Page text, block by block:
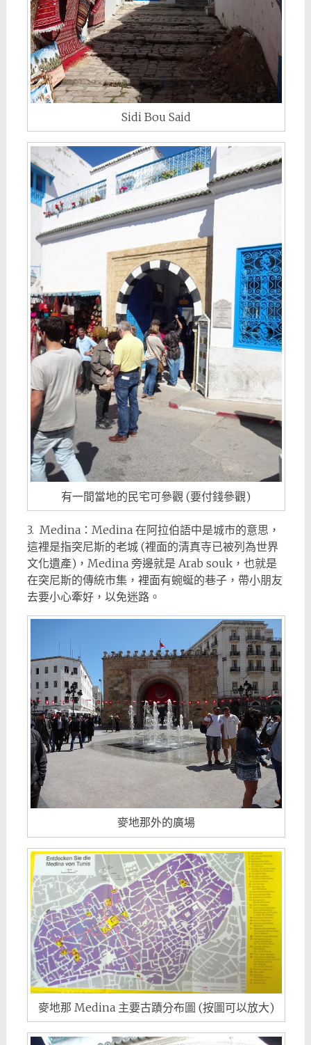
Sidi Bou Said
有一間當地的民宅可參觀 (要付錢參觀)
3. Medina：Medina 在阿拉伯語中是城市的意思，
這裡是指突尼斯的老城 (裡面的清真寺已被列為世界
文化遺產)，Medina 旁邊就是 Arab souk，也就是
在突尼斯的傳統市集，裡面有蜿蜒的巷子，帶小朋友
去要小心牽好，以免迷路。
麥地那外的廣場
麥地那 Medina 主要古蹟分布圖 (按圖可以放大)